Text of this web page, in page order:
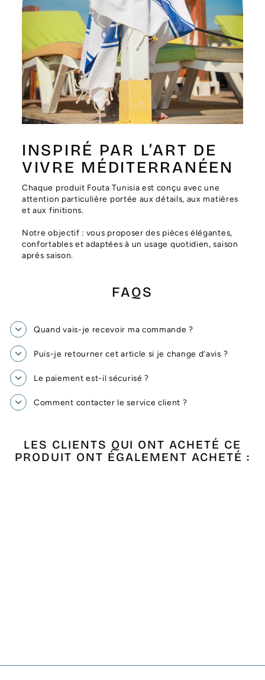
INSPIRÉ PAR L’ART DE
VIVRE MÉDITERRANÉEN
Chaque produit Fouta Tunisia est conçu avec une
attention particulière portée aux détails, aux matières
et aux finitions.
Notre objectif : vous proposer des pièces élégantes,
confortables et adaptées à un usage quotidien, saison
après saison.
FAQS
Quand vais-je recevoir ma commande ?
Puis-je retourner cet article si je change d’avis ?
Le paiement est-il sécurisé ?
Comment contacter le service client ?
LES CLIENTS QUI ONT ACHETÉ CE
PRODUIT ONT ÉGALEMENT ACHETÉ :